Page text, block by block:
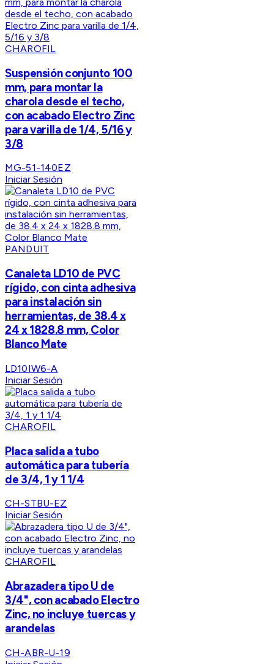
CHAROFIL
Suspensión conjunto 100
mm, para montar la
charola desde el techo,
con acabado Electro Zinc
para varilla de 1/4, 5/16 y
3/8
MG-51-140EZ
Iniciar Sesión
PANDUIT
Canaleta LD10 de PVC
rígido, con cinta adhesiva
para instalación sin
herramientas, de 38.4 x
24 x 1828.8 mm, Color
Blanco Mate
LD10IW6-A
Iniciar Sesión
CHAROFIL
Placa salida a tubo
automática para tubería
de 3/4, 1 y 1 1/4
CH-STBU-EZ
Iniciar Sesión
CHAROFIL
Abrazadera tipo U de
3/4", con acabado Electro
Zinc, no incluye tuercas y
arandelas
CH-ABR-U-19